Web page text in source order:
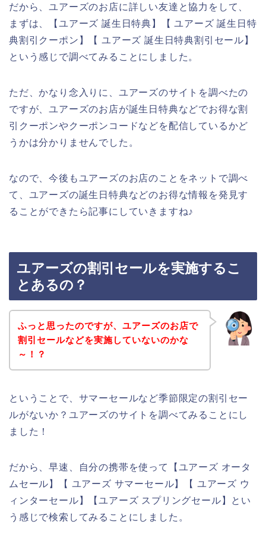
だから、ユアーズのお店に詳しい友達と協力をして、
まずは、【ユアーズ 誕生日特典】【 ユアーズ 誕生日特
典割引クーポン】【 ユアーズ 誕生日特典割引セール】
という感じで調べてみることにしました。
ただ、かなり念入りに、ユアーズのサイトを調べたの
ですが、ユアーズのお店が誕生日特典などでお得な割
引クーポンやクーポンコードなどを配信しているかど
うかは分かりませんでした。
なので、今後もユアーズのお店のことをネットで調べ
て、ユアーズの誕生日特典などのお得な情報を発見す
ることができたら記事にしていきますね♪
ユアーズの割引セールを実施するこ
とあるの？
ふっと思ったのですが、ユアーズのお店で
割引セールなどを実施していないのかな
～！？
ということで、サマーセールなど季節限定の割引セー
ルがないか？ユアーズのサイトを調べてみることにし
ました！
だから、早速、自分の携帯を使って【ユアーズ オータ
ムセール】【 ユアーズ サマーセール】【 ユアーズ ウ
ィンターセール】【ユアーズ スプリングセール】とい
う感じで検索してみることにしました。